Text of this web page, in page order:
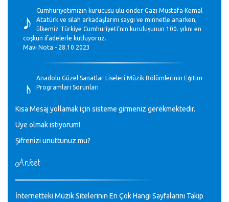
♪
Cumhuriyetimizin kurucusu ulu önder Gazi Mustafa Kemal
Atatürk ve silah arkadaşlarını saygı ve minnetle anarken,
ülkemiz Türkiye Cumhuriyeti’nin kuruluşunun 100. yılını en
coşkun ifadelerle kutluyoruz.
Mavi Nota - 28.10.2023
♪
Anadolu Güzel Sanatlar Liseleri Müzik Bölümlerinin Eğitim
Programları Sorunları
♪
GEÇMİŞ OLSUN TÜRKİYE!
Mavi Nota - 07.02.2023
♪
30 yıl sonra karşılaşmak çok güzel Kurtuluş, teveccüh
M.Semih Baylan - 08.01.2023
Kısa Mesaj yollamak için sisteme girmeniz gerekmektedir.
Üye olmak istiyorum!
Şifrenizi unuttunuz mu?
Anket
İnternetteki Müzik Sitelerinin En Çok Hangi Sayfalarını Takip